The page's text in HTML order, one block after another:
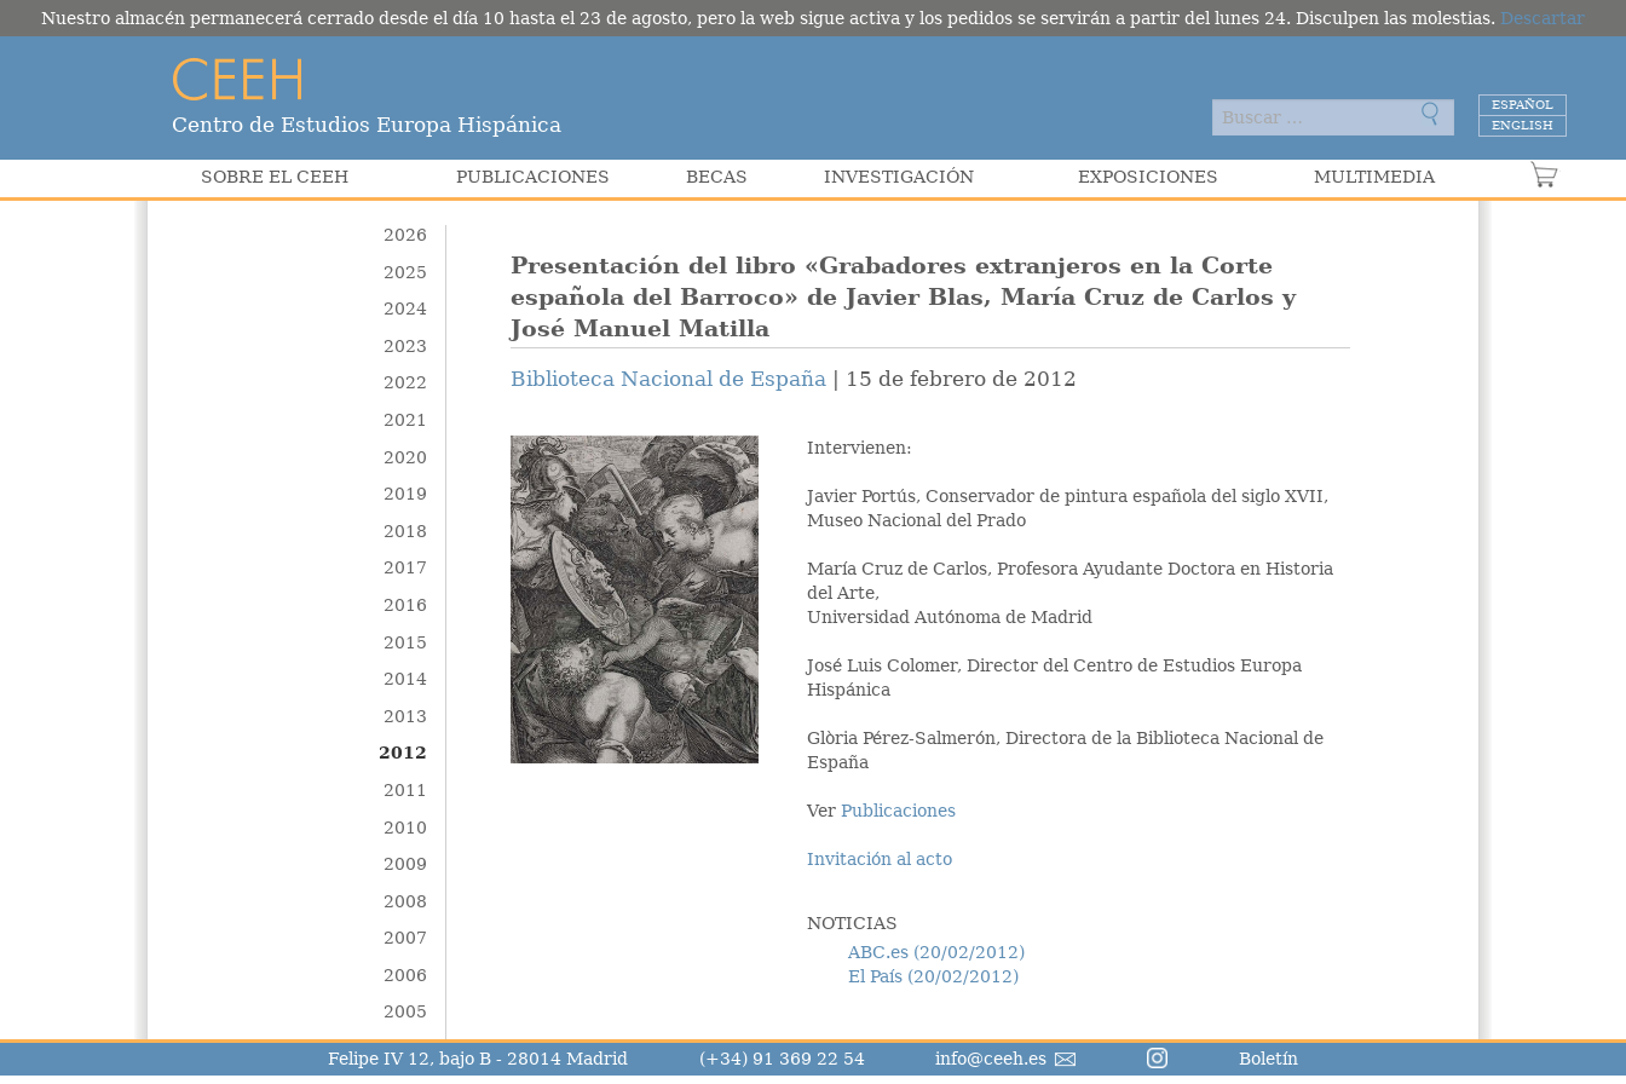
Centro de Estudios Europa Hispánica
ESPAÑOL
ENGLISH
SOBRE EL CEEH PUBLICACIONES BECAS INVESTIGACIÓN EXPOSICIONES MULTIMEDIA
2026
2025
2024
2023
2022
2021
2020
2019
2018
2017
2016
2015
2014
2013
2012
2011
2010
2009
2008
2007
2006
2005
Presentación del libro «Grabadores extranjeros en la Corte
española del Barroco» de Javier Blas, María Cruz de Carlos y
José Manuel Matilla
Biblioteca Nacional de España 15 de febrero de 2012
Intervienen:
Javier Portús, Conservador de pintura española del siglo XVII,
Museo Nacional del Prado
María Cruz de Carlos, Profesora Ayudante Doctora en Historia
del Arte,
Universidad Autónoma de Madrid
José Luis Colomer, Director del Centro de Estudios Europa
Hispánica
Glòria Pérez-Salmerón, Directora de la Biblioteca Nacional de
España
Ver Publicaciones
Invitación al acto
NOTICIAS
ABC.es (20/02/2012)
El País (20/02/2012)
Felipe IV 12, bajo B - 28014 Madrid (+34) 91 369 22 54 info@ceeh.es Boletín
Nuestro almacén permanecerá cerrado desde el día 10 hasta el 23 de agosto, pero la web sigue activa y los pedidos se servirán a partir del lunes 24. Disculpen las molestias. Descartar